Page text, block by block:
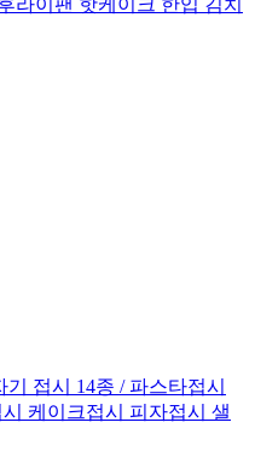
라이팬 핫케이크 한입 김치
접시 14종 / 파스타접시
케이크접시 피자접시 샐